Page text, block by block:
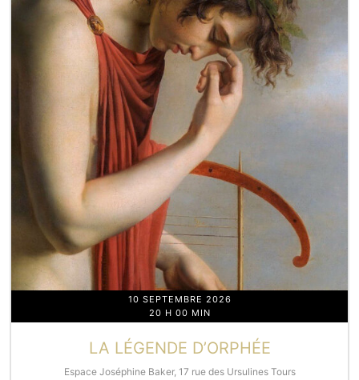
10 SEPTEMBRE 2026
20 H 00 MIN
LA LÉGENDE D’ORPHÉE
Espace Joséphine Baker, 17 rue des Ursulines Tours